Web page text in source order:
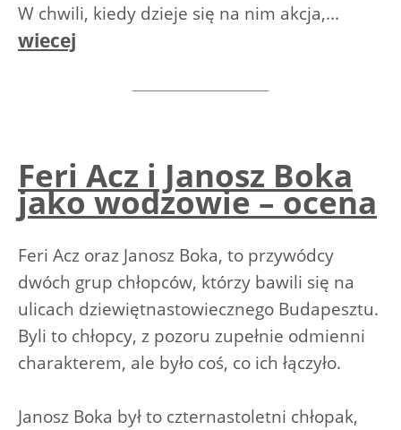
W chwili, kiedy dzieje się na nim akcja,...
wiecej
Feri Acz i Janosz Boka
jako wodzowie – ocena
Feri Acz oraz Janosz Boka, to przywódcy
dwóch grup chłopców, którzy bawili się na
ulicach dziewiętnastowiecznego Budapesztu.
Byli to chłopcy, z pozoru zupełnie odmienni
charakterem, ale było coś, co ich łączyło.
Janosz Boka był to czternastoletni chłopak,